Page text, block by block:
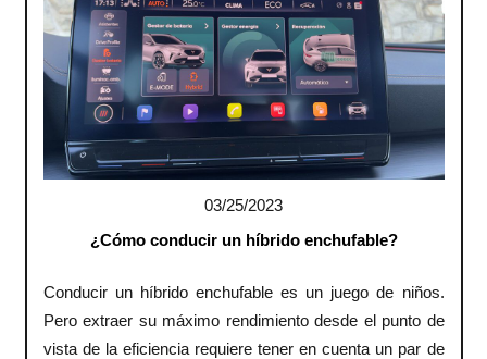
03/25/2023
¿Cómo conducir un híbrido enchufable?
Conducir un híbrido enchufable es un juego de niños.
Pero extraer su máximo rendimiento desde el punto de
vista de la eficiencia requiere tener en cuenta un par de